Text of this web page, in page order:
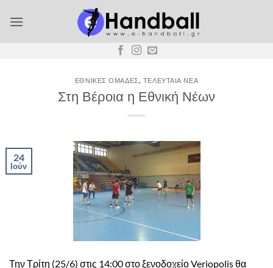
στο
ΕΘΝΙΚΈΣ ΟΜΆΔΕΣ, ΤΕΛΕΥΤΑΊΑ ΝΈΑ
Στη Βέροια η Εθνική Νέων
24
Ιούν
Την Τρίτη (25/6) στις 14:00 στο ξενοδοχείο Veriopolis θα